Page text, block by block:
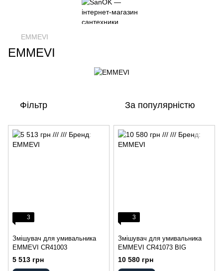
EMMEVI
EMMEVI
Фільтр За популярністю
3
Змішувач для умивальника
EMMEVI CR41003
5 513 грн
3
Змішувач для умивальника
EMMEVI CR41073 BIG
10 580 грн